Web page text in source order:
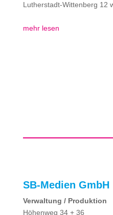
Lutherstadt-Wittenberg
mehr lesen
SB-Medien GmbH
Verwaltung / Produktion
Höhenweg 34 + 36